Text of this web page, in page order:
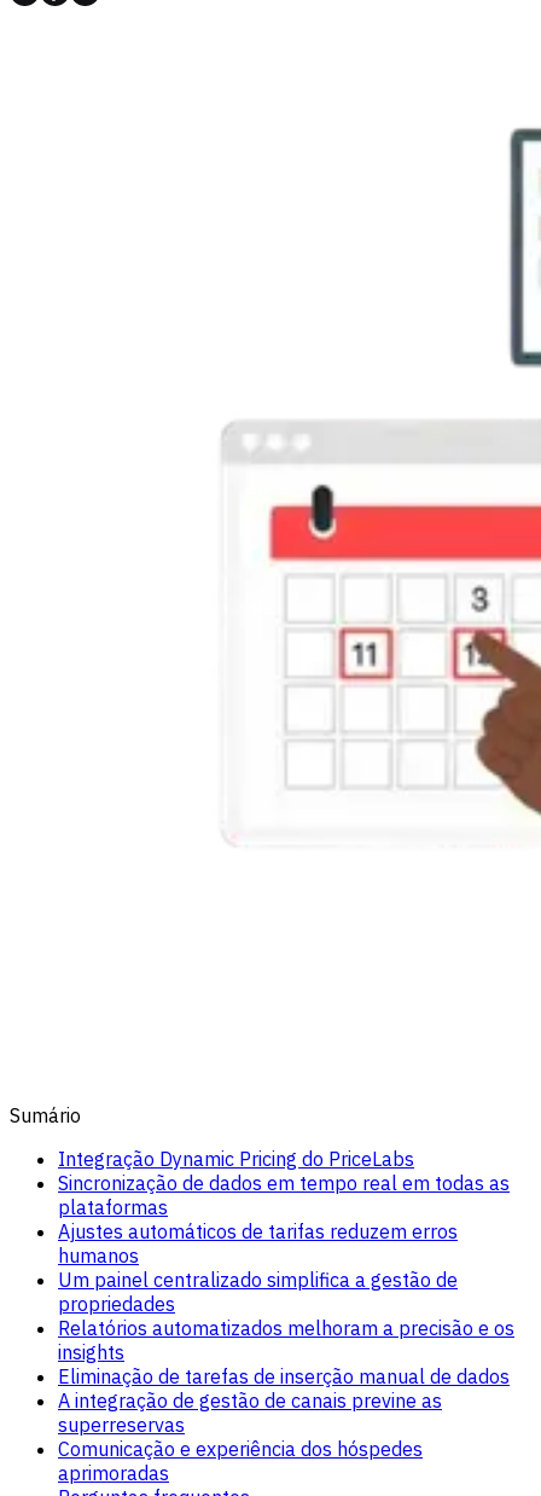
Sumário
Integração Dynamic Pricing do PriceLabs
Sincronização de dados em tempo real em todas as
plataformas
Ajustes automáticos de tarifas reduzem erros
humanos
Um painel centralizado simplifica a gestão de
propriedades
Relatórios automatizados melhoram a precisão e os
insights
Eliminação de tarefas de inserção manual de dados
A integração de gestão de canais previne as
superreservas
Comunicação e experiência dos hóspedes
aprimoradas